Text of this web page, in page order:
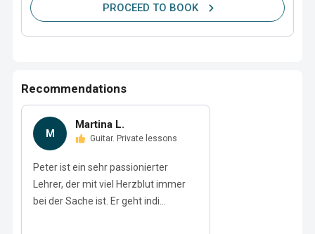
PROCEED TO BOOK
Recommendations
M
Martina L.
Guitar. Private lessons
Peter ist ein sehr passionierter
Lehrer, der mit viel Herzblut immer
bei der Sache ist. Er geht indi...